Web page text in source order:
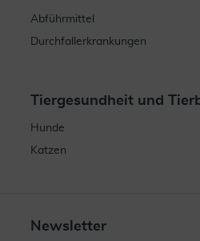
Abführmittel
Durchfallerkrankungen
Tiergesundheit und
Hunde
Katzen
Newsletter